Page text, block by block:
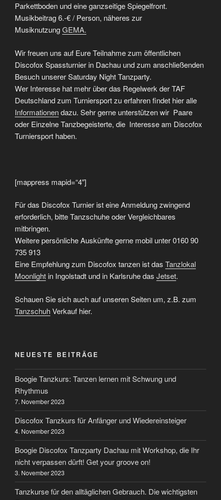
Parkettboden und eine ganzseitige Spiegelfront.
Musikbeitrag 6.-€ / Person, näheres zur
MusiknutzungGEMA.
Wir freuen uns auf Eure Teilnahme zum öffentlichen
Discofox Spassturnier in Dachau und zum anschließenden
Besuch unserer Saturday Night Tanzparty.
Wer Interesse hat mehr über das Regelwerk der TAF
Deutschland zum Turniersport zu erfahren findet hier alle
Informationendazu. Sehr gerne unterstützen wir Paare
oder Einzelne Tanzbegeisterte, die Interesse am Discofox
Turniersport haben.
[mappress mapid=“4″]
Für das Discofox Turnier ist eine Anmeldung zwingend
erforderlich, bitte Tanzschuhe oder Vergleichbares
mitbringen.
Weitere persönliche Auskünfte gerne mobil unter 0160 90
735 913
Eine Empfehlung zum Discofox tanzen ist das Tanzlokal
Moonlight in Ingolstadt und in Karlsruhe das Jetset.
Schauen Sie sich auch auf unseren Seiten um, z.B. zum
TanzschuhVerkauf hier.
NEUESTE BEITRÄGE
Boogie Tanzkurs: Tanzen lernen mit Schwung und
Rhythmus
7. November 2023
Discofox Tanzkurs für Anfänger und Wiedereinsteiger
4. November 2023
Boogie Discofox Tanzparty Dachau mit Workshop, die Ihr
nicht verpassen dürft! Get your groove on!
3. November 2023
Tanzkurse für den alltäglichen Gebrauch. Die wichtigsten